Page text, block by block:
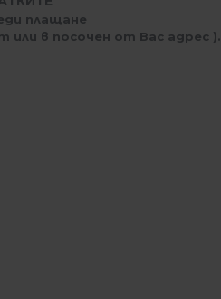
плащане
или в посочен от Вас адрес ).